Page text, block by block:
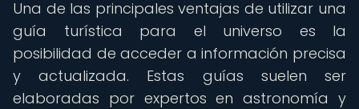
Una de las principales ventajas de utilizar una
guía turística para el universo es la
posibilidad de acceder a información precisa
y actualizada. Estas guías suelen ser
elaboradas por expertos en astronomía y